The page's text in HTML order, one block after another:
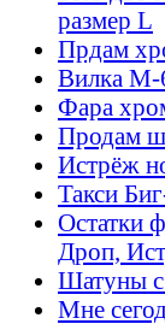
размер L
Прдам
Вилка М-
Фара
Продам
Истрёж
Такси
Остатки
Дроп,
Шатуны
Мне